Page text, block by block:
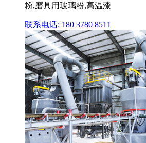
粉,磨具用玻璃粉,高温漆
联系电话: 180 3780 8511